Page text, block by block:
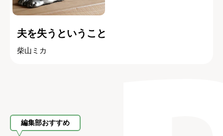
夫を失うということ
柴山ミカ
編集部おすすめ